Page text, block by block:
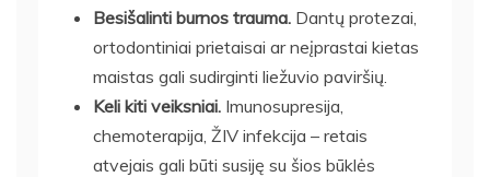
Besišalinti burnos trauma. Dantų protezai,
ortodontiniai prietaisai ar neįprastai kietas
maistas gali sudirginti liežuvio paviršių.
Keli kiti veiksniai. Imunosupresija,
chemoterapija, ŽIV infekcija – retais
atvejais gali būti susiję su šios būklės